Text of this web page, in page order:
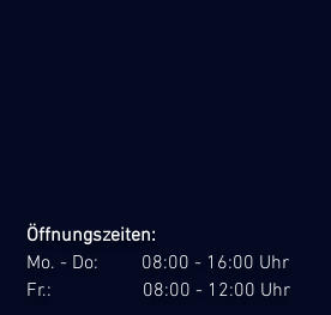
Öffnungszeiten:
Mo. - Do: 08:00 - 16:00 Uhr
Fr.: 08:00 - 12:00 Uhr